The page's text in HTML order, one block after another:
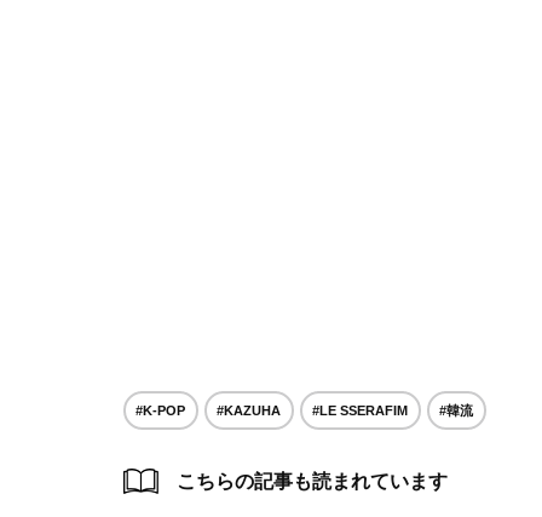
#K-POP #KAZUHA #LE SSERAFIM #韓流
こちらの記事も読まれています